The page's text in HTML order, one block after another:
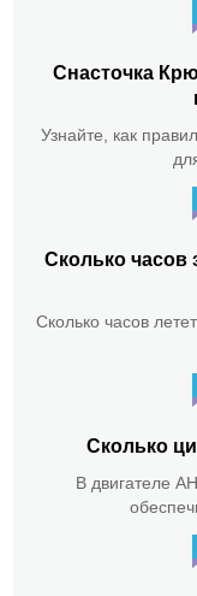
Снасточка
Узнайте, как
Сколько часов
Сколько часов
Сколько
В двигателе